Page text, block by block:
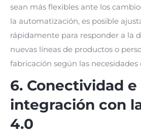
sean más flexibles ante los
la automatización, es posible
rápidamente para responder a la
nuevas líneas de productos o
fabricación según las necesidades
6. Conectividad e
integración con
4.0